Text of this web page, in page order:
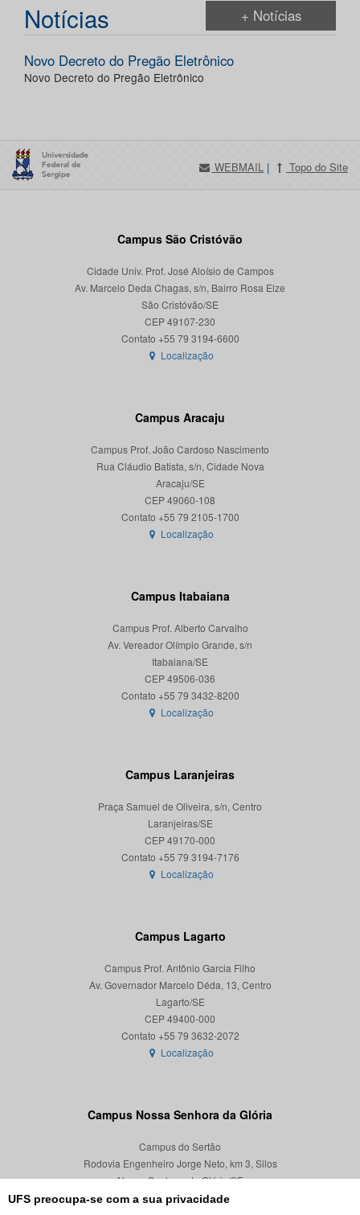
UFS preocupa-se com a sua privacidade
Notícias + Notícias
Novo Decreto do Pregão Eletrônico
Novo Decreto do Pregão Eletrônico
WEBMAIL | Topo do Site
Campus São Cristóvão
Cidade Univ. Prof. José Aloísio de Campos
Av. Marcelo Deda Chagas, s/n, Bairro Rosa Elze
São Cristóvão/SE
CEP 49107-230
Localização
Campus Aracaju
Campus Prof. João Cardoso Nascimento
Rua Cláudio Batista, s/n, Cidade Nova
Aracaju/SE
CEP 49060-108
Localização
Campus Itabaiana
Campus Prof. Alberto Carvalho
Av. Vereador Olímpio Grande, s/n
Itabaiana/SE
CEP 49506-036
Localização
Campus Laranjeiras
Praça Samuel de Oliveira, s/n, Centro
Laranjeiras/SE
CEP 49170-000
Localização
Campus Lagarto
Campus Prof. Antônio Garcia Filho
Av. Governador Marcelo Déda, 13, Centro
Lagarto/SE
CEP 49400-000
Localização
Campus Nossa Senhora da Glória
Campus do Sertão
Rodovia Engenheiro Jorge Neto, km 3, Silos
Nossa Senhora da Glória/SE
CEP 49680-000